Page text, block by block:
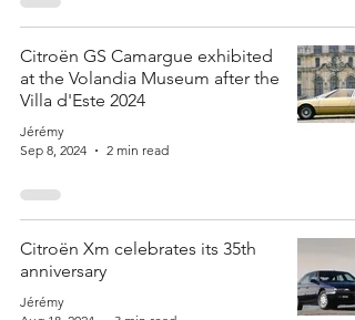
Citroën GS Camargue exhibited
at the Volandia Museum after the
Villa d'Este 2024
Jérémy
Sep 8, 2024
2 min read
Citroën Xm celebrates its 35th
anniversary
Jérémy